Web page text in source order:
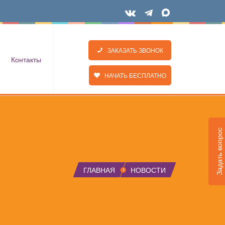
Контакты
ЗАКАЗАТЬ ЗВОНОК
НАЧАТЬ БЕСПЛАТНО
ГЛАВНАЯ НОВОСТИ Задать вопрос